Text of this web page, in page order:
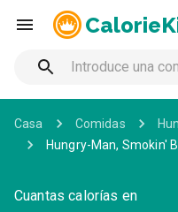
Casa Comidas
Hungry-Man, Smokin'
Cuantas calorías en